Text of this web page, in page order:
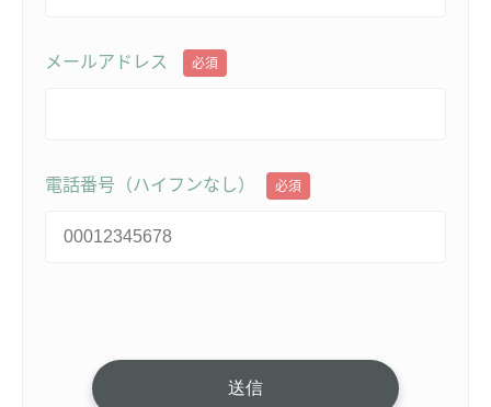
メールアドレス 必須
電話番号（ハイフンなし） 必須